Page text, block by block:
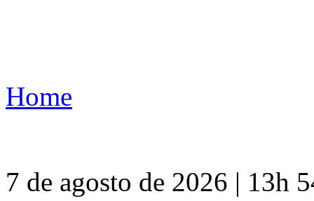
Home
7 de agosto de 2026 | 13h